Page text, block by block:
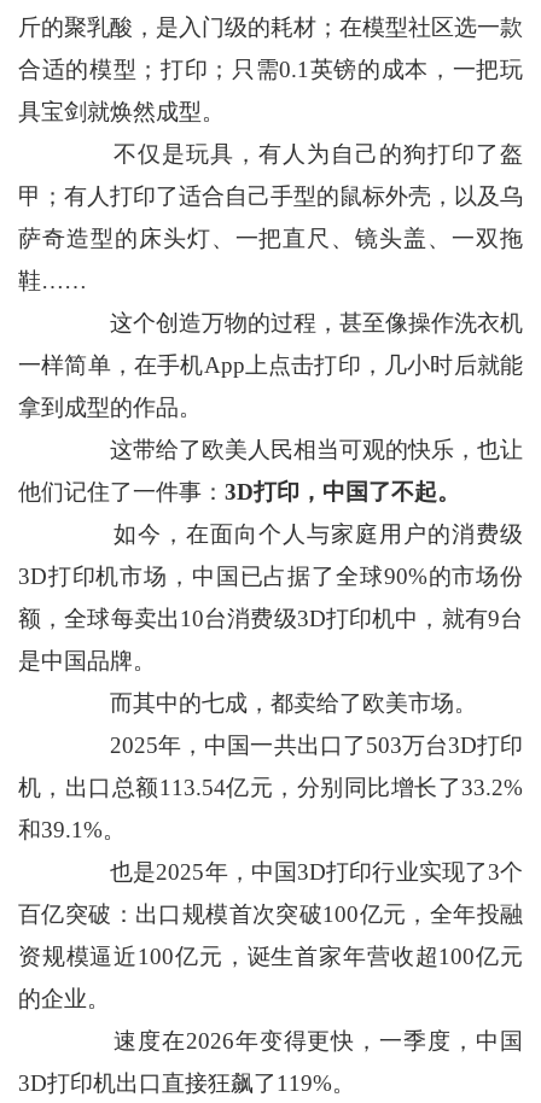
斤的聚乳酸，是入门级的耗材；在模型社区选一款
合适的模型；打印；只需0.1英镑的成本，一把玩
具宝剑就焕然成型。
不仅是玩具，有人为自己的狗打印了盔
甲；有人打印了适合自己手型的鼠标外壳，以及乌
萨奇造型的床头灯、一把直尺、镜头盖、一双拖
鞋……
这个创造万物的过程，甚至像操作洗衣机
一样简单，在手机App上点击打印，几小时后就能
拿到成型的作品。
这带给了欧美人民相当可观的快乐，也让
他们记住了一件事： 3D打印，中国了不起。
如今，在面向个人与家庭用户的消费级
3D打印机市场，中国已占据了全球90%的市场份
额，全球每卖出10台消费级3D打印机中，就有9台
是中国品牌。
而其中的七成，都卖给了欧美市场。
2025年，中国一共出口了503万台3D打印
机，出口总额113.54亿元，分别同比增长了33.2%
和39.1%。
也是2025年，中国3D打印行业实现了3个
百亿突破：出口规模首次突破100亿元，全年投融
资规模逼近100亿元，诞生首家年营收超100亿元
的企业。
速度在2026年变得更快，一季度，中国
3D打印机出口直接狂飙了119%。